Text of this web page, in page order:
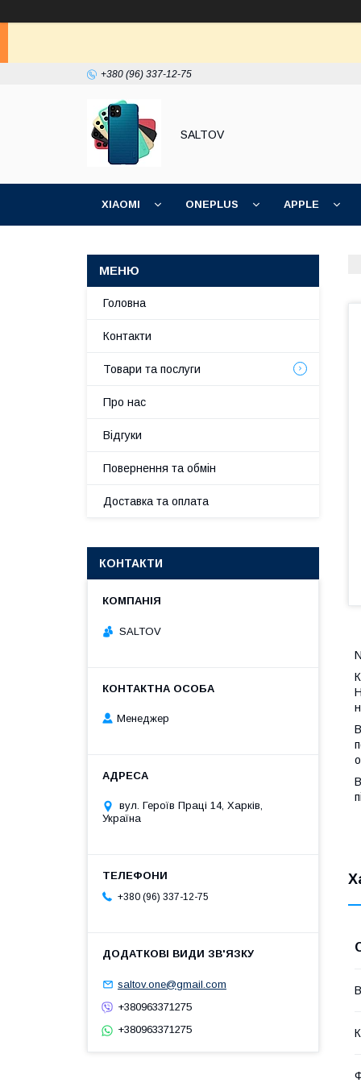
+380 (96) 337-12-75
SALTOV
XIAOMI ONEPLUS APPLE
Головна
Контакти
Товари та послуги
Про нас
Відгуки
Повернення та обмін
Доставка та оплата
КОНТАКТИ
SALTOV
Менеджер
вул. Героїв Праці 14, Харків,
Україна
+380 (96) 337-12-75
saltov.one@gmail.com
+380963371275
+380963371275